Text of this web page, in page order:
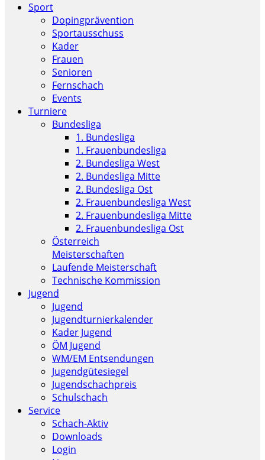
Sport
Dopingprävention
Sportausschuss
Kader
Frauen
Senioren
Fernschach
Events
Turniere
Bundesliga
1. Bundesliga
1. Frauenbundesliga
2. Bundesliga West
2. Bundesliga Mitte
2. Bundesliga Ost
2. Frauenbundesliga West
2. Frauenbundesliga Mitte
2. Frauenbundesliga Ost
Österreich
Meisterschaften
Laufende Meisterschaft
Technische Kommission
Jugend
Jugend
Jugendturnierkalender
Kader Jugend
ÖM Jugend
WM/EM Entsendungen
Jugendgütesiegel
Jugendschachpreis
Schulschach
Service
Schach-Aktiv
Downloads
Login